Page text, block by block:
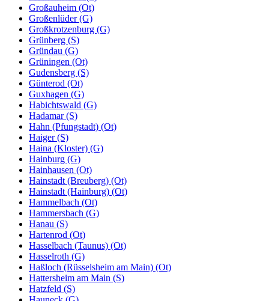
Großauheim (Ot)
Großenlüder (G)
Großkrotzenburg (G)
Grünberg (S)
Gründau (G)
Grüningen (Ot)
Gudensberg (S)
Günterod (Ot)
Guxhagen (G)
Habichtswald (G)
Hadamar (S)
Hahn (Pfungstadt) (Ot)
Haiger (S)
Haina (Kloster) (G)
Hainburg (G)
Hainhausen (Ot)
Hainstadt (Breuberg) (Ot)
Hainstadt (Hainburg) (Ot)
Hammelbach (Ot)
Hammersbach (G)
Hanau (S)
Hartenrod (Ot)
Hasselbach (Taunus) (Ot)
Hasselroth (G)
Haßloch (Rüsselsheim am Main) (Ot)
Hattersheim am Main (S)
Hatzfeld (S)